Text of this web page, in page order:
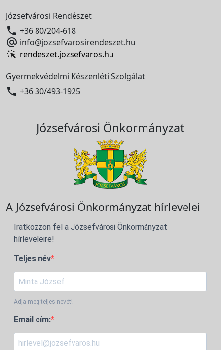
Józsefvárosi Rendészet
 +36 80/204-618
 info@jozsefvarosirendeszet.hu
rendeszet.jozsefvaros.hu
Gyermekvédelmi Készenléti Szolgálat
 +36 30/493-1925
Józsefvárosi Önkormányzat
A Józsefvárosi Önkormányzat hírlevelei
Iratkozzon fel a Józsefvárosi Önkormányzat
hírleveleire!
Teljes név
Adja meg teljes nevét!
Email cím: